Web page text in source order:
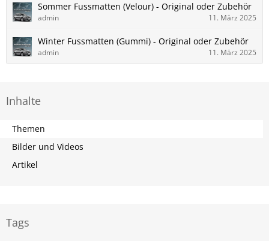
Sommer Fussmatten (Velour) - Original oder Zubehör
admin 11. März 2025
Winter Fussmatten (Gummi) - Original oder Zubehör
admin 11. März 2025
Inhalte
Themen
Bilder und Videos
Artikel
Tags